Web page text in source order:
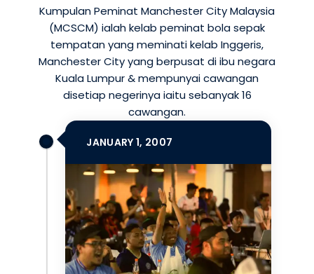
Kumpulan Peminat Manchester City Malaysia
(MCSCM) ialah kelab peminat bola sepak
tempatan yang meminati kelab Inggeris,
Manchester City yang berpusat di ibu negara
Kuala Lumpur & mempunyai cawangan
disetiap negerinya iaitu sebanyak 16
cawangan.
JANUARY 1, 2007